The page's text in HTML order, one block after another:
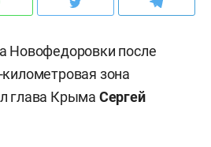
Новофедоровки после
зона
глава Крыма Сергей